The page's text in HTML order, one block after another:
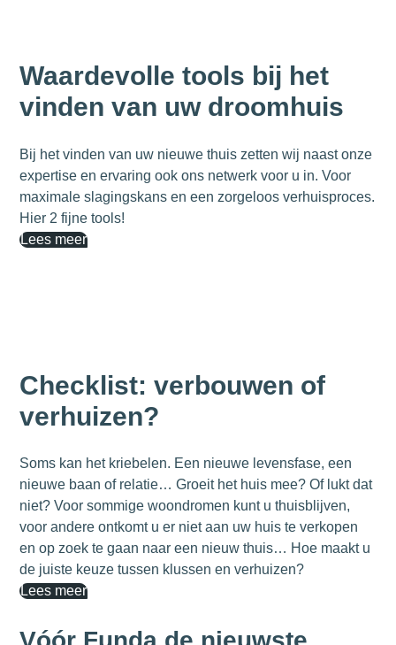
Waardevolle tools bij het
vinden van uw droomhuis
Bij het vinden van uw nieuwe thuis zetten wij naast onze
expertise en ervaring ook ons netwerk voor u in. Voor
maximale slagingskans en een zorgeloos verhuisproces.
Hier 2 fijne tools!
Lees meer
Checklist: verbouwen of
verhuizen?
Soms kan het kriebelen. Een nieuwe levensfase, een
nieuwe baan of relatie… Groeit het huis mee? Of lukt dat
niet? Voor sommige woondromen kunt u thuisblijven,
voor andere ontkomt u er niet aan uw huis te verkopen
en op zoek te gaan naar een nieuw thuis… Hoe maakt u
de juiste keuze tussen klussen en verhuizen?
Lees meer